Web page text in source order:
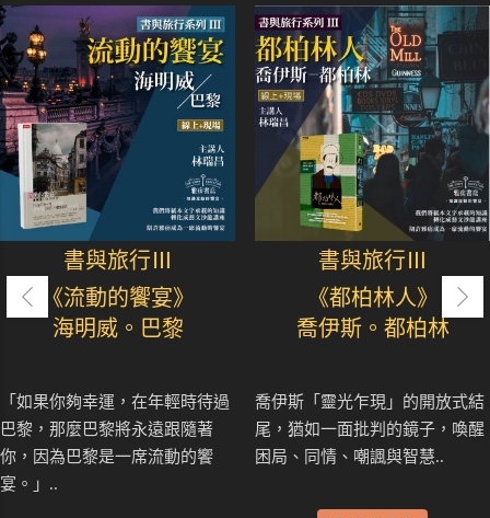
書與旅行Ⅲ
《流動的饗宴》
海明威。巴黎
「如果你夠幸運，在年輕時待過
巴黎，那麼巴黎將永遠跟隨著
你，因為巴黎是一席流動的饗
宴。」..
書與旅行Ⅲ
《都柏林人》
喬伊斯。都柏林
喬伊斯「靈光乍現」的開放式結
尾，猶如一面批判的鏡子，喚醒
困局、同情、嘲諷與智慧..